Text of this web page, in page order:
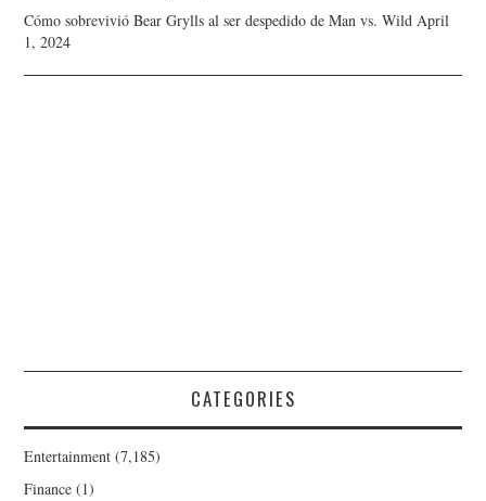
Cómo sobrevivió Bear Grylls al ser despedido de Man vs. Wild April
1, 2024
CATEGORIES
Entertainment (7,185)
Finance (1)